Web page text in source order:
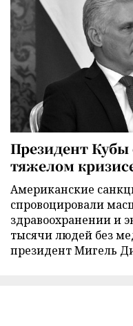
Президент
тяжелом
Американские
спровоцировали
здравоохранении и
тысячи людей без
президент Мигель